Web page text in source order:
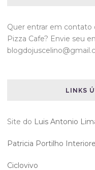
Quer entrar em contato
Pizza Cafe? Envie seu
LINKS
Site do Luis Antonio
Patricia Portilho
Ciclovivo